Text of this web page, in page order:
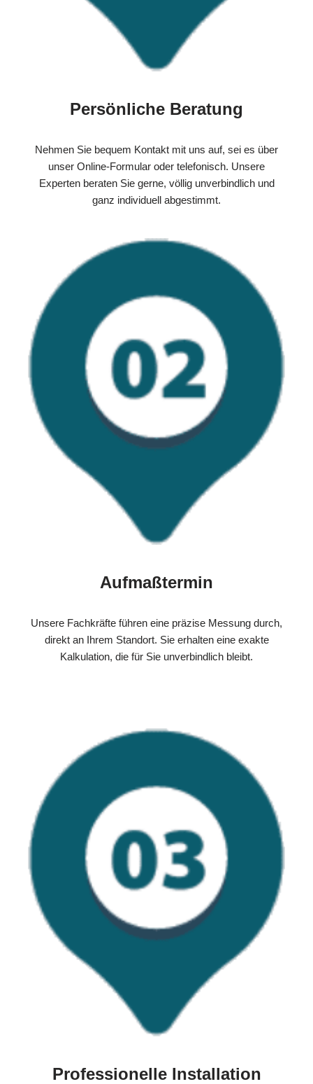
Persönliche Beratung
Nehmen Sie bequem Kontakt mit uns auf, sei es über
unser Online-Formular oder telefonisch. Unsere
Experten beraten Sie gerne, völlig unverbindlich und
ganz individuell abgestimmt.
Aufmaßtermin
Unsere Fachkräfte führen eine präzise Messung durch,
direkt an Ihrem Standort. Sie erhalten eine exakte
Kalkulation, die für Sie unverbindlich bleibt.
Professionelle Installation